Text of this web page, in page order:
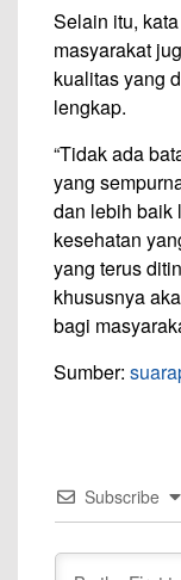
Selain itu,
masyarakat
kualitas yang
lengkap.
“Tidak ada
yang
dan lebih baik
kesehatan
yang terus
khususnya
bagi
Sumber:
Subscribe